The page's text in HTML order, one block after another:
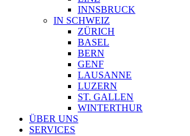
INNSBRUCK
IN SCHWEIZ
ZÜRICH
BASEL
BERN
GENF
LAUSANNE
LUZERN
ST. GALLEN
WINTERTHUR
ÜBER UNS
SERVICES